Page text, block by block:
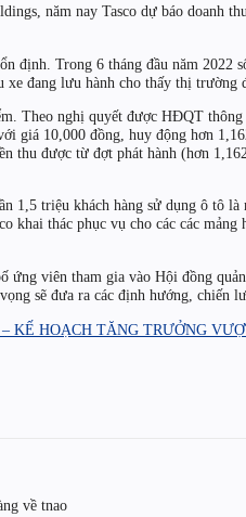
năm nay Tasco dự báo doanh
định. Trong 6 tháng đầu năm 2022
xe đang lưu hành cho thấy thị trường
Theo nghị quyết được HĐQT thông
giá 10,000 đồng, huy động hơn
thu được từ đợt phát hành (hơn
1,5 triệu khách hàng sử dụng ô tô
khai thác phục vụ cho các các
ứng viên tham gia vào Hội đồng
sẽ đưa ra các định hướng, chiến
KẾ HOẠCH TĂNG TRƯỞNG
về tnao